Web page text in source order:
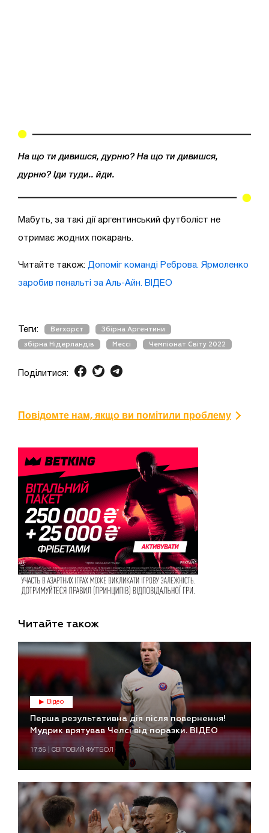
На що ти дивишся, дурню? На що ти дивишся,
дурню? Іди туди.. йди.
Мабуть, за такі дії аргентинський футболіст не
отримає жодних покарань.
Читайте також: Допоміг команді Реброва. Ярмоленко
заробив пенальті за Аль-Айн. ВІДЕО
Теги: Вегхорст Збірна Аргентини
збірна Нідерландів Мессі Чемпіонат Світу 2022
Поділитися:
Повідомте нам, якщо ви помітили проблему
Читайте також
Відео
Перша результативна дія після повернення!
Мудрик врятував Челсі від поразки. ВІДЕО
17:56 | СВІТОВИЙ ФУТБОЛ